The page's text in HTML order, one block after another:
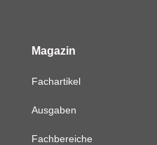
Magazin
Fachartikel
Ausgaben
Fachbereiche